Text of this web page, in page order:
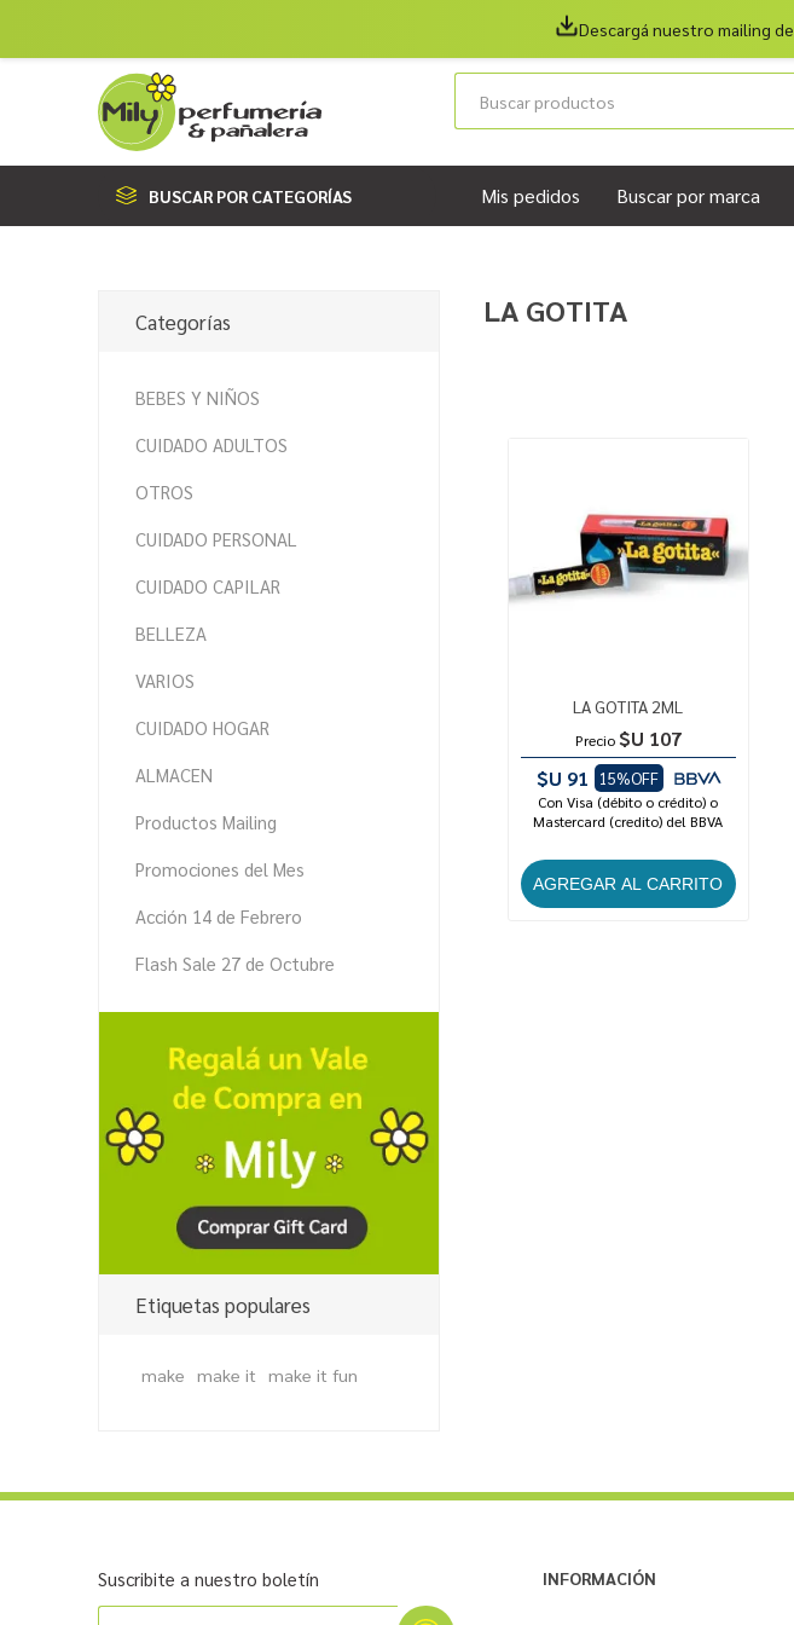
Descargá nuestro mailing de
BUSCAR POR CATEGORÍAS Mis pedidos Buscar por marca
LA GOTITA
LA GOTITA 2ML
Precio $U 107
$U 91
15%OFF
Con Visa (débito o crédito) o
Mastercard (credito) del BBVA
Categorías
BEBES Y NIÑOS
CUIDADO ADULTOS
OTROS
CUIDADO PERSONAL
CUIDADO CAPILAR
BELLEZA
VARIOS
CUIDADO HOGAR
ALMACEN
Productos Mailing
Promociones del Mes
Acción 14 de Febrero
Flash Sale 27 de Octubre
Etiquetas populares
make make it make it fun
Suscribite a nuestro boletín INFORMACIÓN